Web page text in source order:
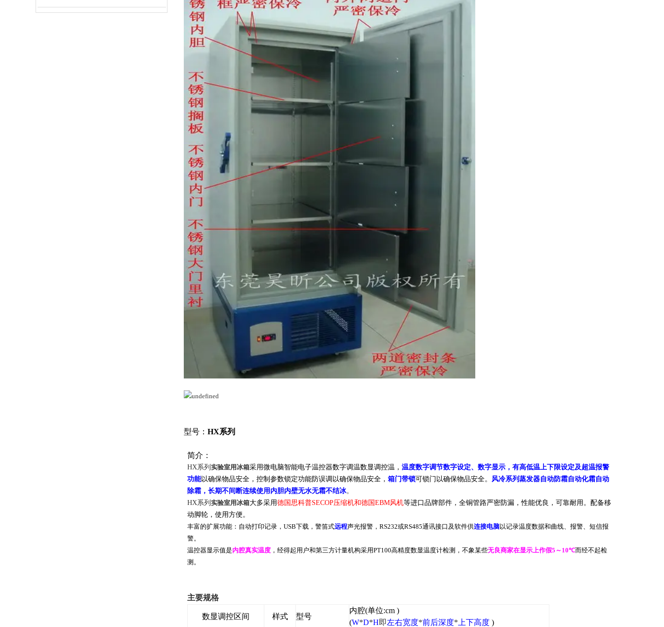
型号： HX系列
简介：
HX 系列 实验室用冰箱采用微电脑智能电子温控器数字调温数显调控温， 温度数字调节数字设定、数字显示 ，有高低温上下限设定及超温报警
功能以确保物品安全，控制参数锁定功能防误调以确保物品安全， 箱门带锁可锁门以确保物品安全。
风冷系列蒸发器自动防霜自动化霜自动
除霜，长期不间断连续使用内胆内壁无水无霜不结冰。
HX 系列 实验室用冰箱大多采用德国思科普SECOP压缩机和德国 EBM风机等进口品牌部件 ，全铜管路严密防漏，性能优良，可靠耐用。配备移
动脚轮，使用方便 。
丰富的扩展功能：自动打印记录， USB下载，警笛式远程声光报警， RS232或RS485通讯接口及软件供连接电脑以记录温度数据和曲线、报警、短信报
警。
温控器显示值是内腔真实温度 ，经得起用户和第三方计量机构采用PT100高精度数显温度计检测，不象某些无良商家在显示上作假5 ～ 10℃而经不起检
测 。
主要规格
数显调控区间 样式 型号
内腔(单位:cm )
(W*D*H即左右宽度*前后深度* 上下高度 )